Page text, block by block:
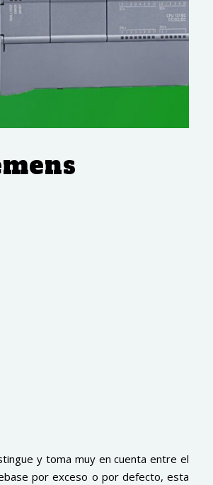
y toma muy en cuenta entre el
por exceso o por defecto, esta